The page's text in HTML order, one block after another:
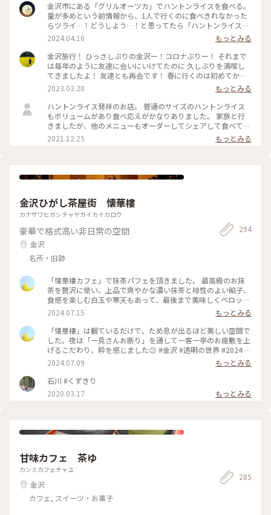
金沢市にある「グリルオーツカ」でハントンライスを食べる。
量が多めという前情報から、1人で行くのに食べきれなかった
らツライ…！どうしよう…！と思ってたら「ハントンライス
（小）」の存在を知り、安心してお店へ。 卵、ケチャップラ
イス、フライ、タルタルソースのコラボがひたすら美しい〜！
あっという間に食べきっちゃいました٩( 'ω' )و 金沢は美味しい
ものがたくさんあって良き！ #金沢 #グリルオーツカ #美味し
いご飯 #一人旅 #私のことりっぷ
2024.04.16
もっとみる
金沢旅行！ ひっさしぶりの金沢ー！コロナぶりー！ それまで
は毎年のように友達に会いにいけてたのに 久しぶりを満喫し
てきましたよ！ 友達とも再会です！ 春に行くのは初めてか
も！ 春の金沢もいいねぇ🌸この日は兼六園も無料開放してい
たので楽しませてもらいました！ まだ満開とはいいませんが
とっても情緒があって素敵でした！ 今回の私のメインは、 グ
リルオーツカに行くこと！ 大人気なんで並んできましたよ
ー！ここはハントンライスが人気なんですが、私のお目当ては
カレーです。 なんでかっていうと、私の師匠のお知り合いであ
り、師匠からカレーの話をずっと聞いてたから！ やっと食べ
したよー！たべてばっか笑 どこも人気店です！ぜひ第七には
ど！ 大阪にもあればなぁ…と願うばかりです😂 あと、いって
みたかったマルガージェラートに行けました✨口当たり良くて
とっても美味しかった！ なんだか弾丸でしたが、今回小松に
も連れて行ってもらい大好きなブルーインパルスのお土産もゲ
2023.03.28
もっとみる
ハントンライス発祥のお店。 普通のサイズのハントンライス
もボリュームがあり食べ応えがかなりありました。 家族と行
きましたが、他のメニューもオーダーしてシェアして食べてみ
れば良かったです。 有名人の方も訪れているようで、沢山色紙
が飾られていました。
2021.12.25 もっとみる
金沢ひがし茶屋街 懐華樓
カナザワヒガシチャヤガイカイカロウ
豪華で格式高い非日常の空間
金沢
名所・旧跡
294
「懐華樓カフェ」で抹茶パフェを頂きました。 最高級のお抹
茶を贅沢に使い、上品で爽やかな濃い抹茶と相性のよい餡子、
食感を楽しむ白玉や寒天もあって、最後まで美味しくペロッと
食べれてしまいました😋 #抹茶のとりこ #金沢 #2024 #石川県
#ひがし茶屋街 #お茶屋 #抹茶 #パフェ #抹茶パフェ
2024.07.15
もっとみる
「懐華樓」は観ているだけで、ため息が出るほど美しい空間で
した。夜は「一見さんお断り」を通して一客一亭のお座敷を上
げるこだわり、粋を感じました😌 #金沢 #透明の世界 #2024 #
石川県 #ひがし茶屋街
2024.07.09
もっとみる
石川 #くずきり
2020.03.17
もっとみる
甘味カフェ 茶ゆ
カンミカフェチャユ
金沢
カフェ, スイーツ・お菓子
285